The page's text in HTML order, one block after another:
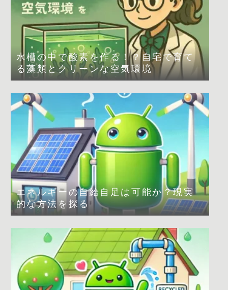
水槽の中で酸素を作る！？自宅で育て
る藻類とクリーンな空気環境
エネルギーの自給自足は可能か？現実
的な方法を探る